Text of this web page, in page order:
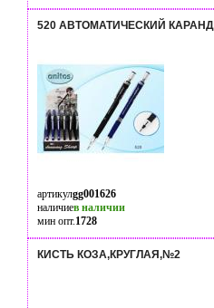
520 АВТОМАТИЧЕСКИЙ
артикулgg001626
наличиев наличии
мин опт.1728
КИСТЬ КОЗА,КРУГЛАЯ,№2